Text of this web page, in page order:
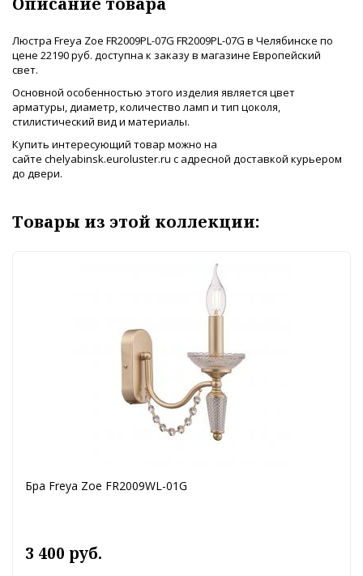
Люстра Freya Zoe FR2009PL-07G FR2009PL-07G в Челябинске по
цене 22190 руб. доступна к заказу в магазине Европейский
свет.
Основной особенностью этого изделия является цвет
арматуры, диаметр, количество ламп и тип цоколя,
стилистический вид и материалы.
Купить интересующий товар можно на
сайте chelyabinsk.euroluster.ru с адресной доставкой курьером
до двери.
Товары из этой коллекции:
Бра Freya Zoe FR2009WL-01G
3 400 руб.